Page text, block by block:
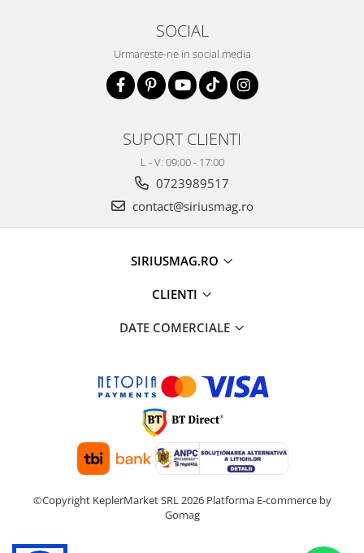
SOCIAL
Urmareste-ne in social media
SUPORT CLIENTI
L - V: 09:00 - 17:00
0723989517
contact@siriusmag.ro
SIRIUSMAG.RO
CLIENTI
DATE COMERCIALE
©Copyright KeplerMarket SRL 2026 Platforma E-commerce by
Gomag